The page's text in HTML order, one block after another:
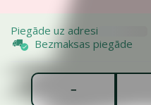
Piegāde uz adresi
Bezmaksas piegāde
−